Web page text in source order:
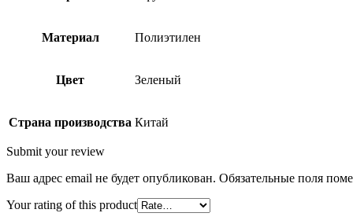
Материал Полиэтилен
Цвет Зеленый
Страна производства Китай
Submit your review
Ваш адрес email не будет опубликован. Обязательные поля
Your rating of this product